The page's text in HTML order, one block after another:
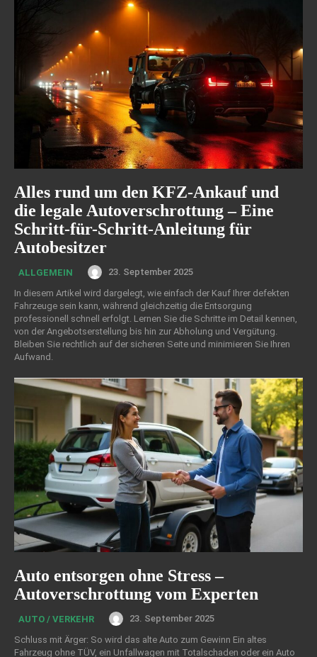
Alles rund um den KFZ-Ankauf und
die legale Autoverschrottung – Eine
Schritt-für-Schritt-Anleitung für
Autobesitzer
ALLGEMEIN
23. September 2025
In diesem Artikel wird dargelegt, wie einfach der Kauf Ihrer defekten
Fahrzeuge sein kann, während gleichzeitig die Entsorgung
professionell schnell erfolgt. Lernen Sie die Schritte im Detail kennen,
von der Angebotserstellung bis hin zur Abholung und Vergütung.
Bleiben Sie rechtlich auf der sicheren Seite und minimieren Sie Ihren
Aufwand.
Auto entsorgen ohne Stress –
Autoverschrottung vom Experten
AUTO / VERKEHR
23. September 2025
Schluss mit Ärger: So wird das alte Auto zum Gewinn Ein altes
Fahrzeug ohne TÜV, ein Unfallwagen mit Totalschaden oder ein Auto